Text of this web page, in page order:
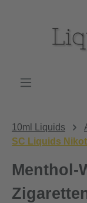
10ml Liquids
SC Liquids
Menthol-